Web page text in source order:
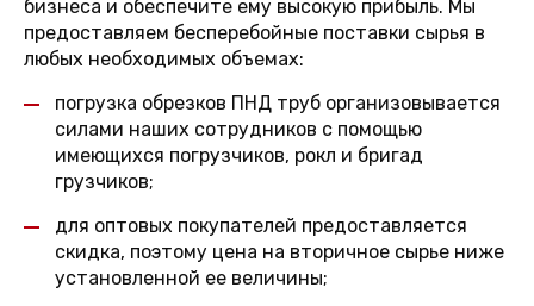
бизнеса и обеспечите ему высокую прибыль. Мы
предоставляем бесперебойные поставки сырья в
любых необходимых объемах:
погрузка обрезков ПНД труб организовывается
силами наших сотрудников с помощью
имеющихся погрузчиков, рокл и бригад
грузчиков;
для оптовых покупателей предоставляется
скидка, поэтому цена на вторичное сырье ниже
установленной ее величины;